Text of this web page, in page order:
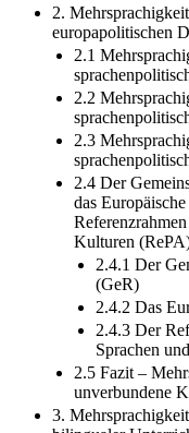
2.
europapolitischen
2.1
2.2
2.3
2.4 Der
das
Kulturen
2.4.1 Der
(GeR)
2.4.2 Das
2.4.3 Der
Sprachen
2.5 Fazit –
unverbundene
3.